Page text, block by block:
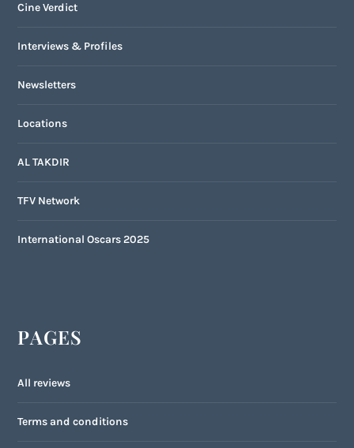
Cine Verdict
Interviews & Profiles
Newsletters
Locations
AL TAKDIR
TFV Network
International Oscars 2025
PAGES
All reviews
Terms and conditions